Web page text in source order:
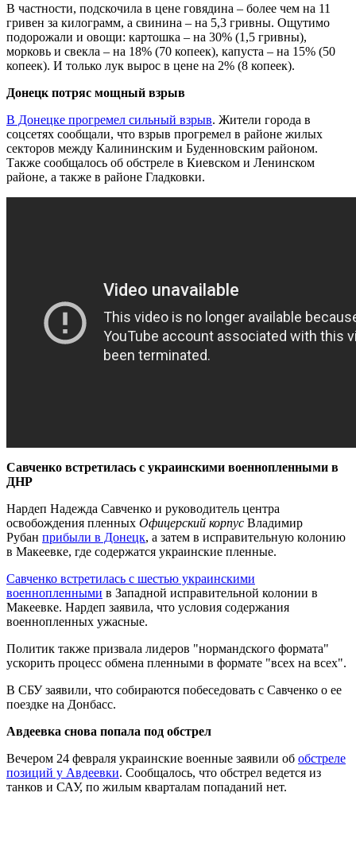
В частности, подскочила в цене говядина – более чем на 11
гривен за килограмм, а свинина – на 5,3 гривны. Ощутимо
подорожали и овощи: картошка – на 30% (1,5 гривны),
морковь и свекла – на 18% (70 копеек), капуста – на 15% (50
копеек). И только лук вырос в цене на 2% (8 копеек).
Донецк потряс мощный взрыв
В Донецке прогремел сильный взрыв. Жители города в
соцсетях сообщали, что взрыв прогремел в районе жилых
секторов между Калининским и Буденновским районом.
Также сообщалось об обстреле в Киевском и Ленинском
районе, а также в районе Гладковки.
Савченко встретилась с украинскими военнопленными в
ДНР
Нардеп Надежда Савченко и руководитель центра
освобождения пленных Офицерский корпус Владимир
Рубан прибыли в Донецк, а затем в исправительную колонию
в Макеевке, где содержатся украинские пленные.
Савченко встретилась с шестью украинскими
военнопленными в Западной исправительной колонии в
Макеевке. Нардеп заявила, что условия содержания
военнопленных ужасные.
Политик также призвала лидеров "нормандского формата"
ускорить процесс обмена пленными в формате "всех на всех".
В СБУ заявили, что собираются побеседовать с Савченко о ее
поездке на Донбасс.
Авдеевка снова попала под обстрел
Вечером 24 февраля украинские военные заявили об обстреле
позиций у Авдеевки. Сообщалось, что обстрел ведется из
танков и САУ, по жилым кварталам попаданий нет.